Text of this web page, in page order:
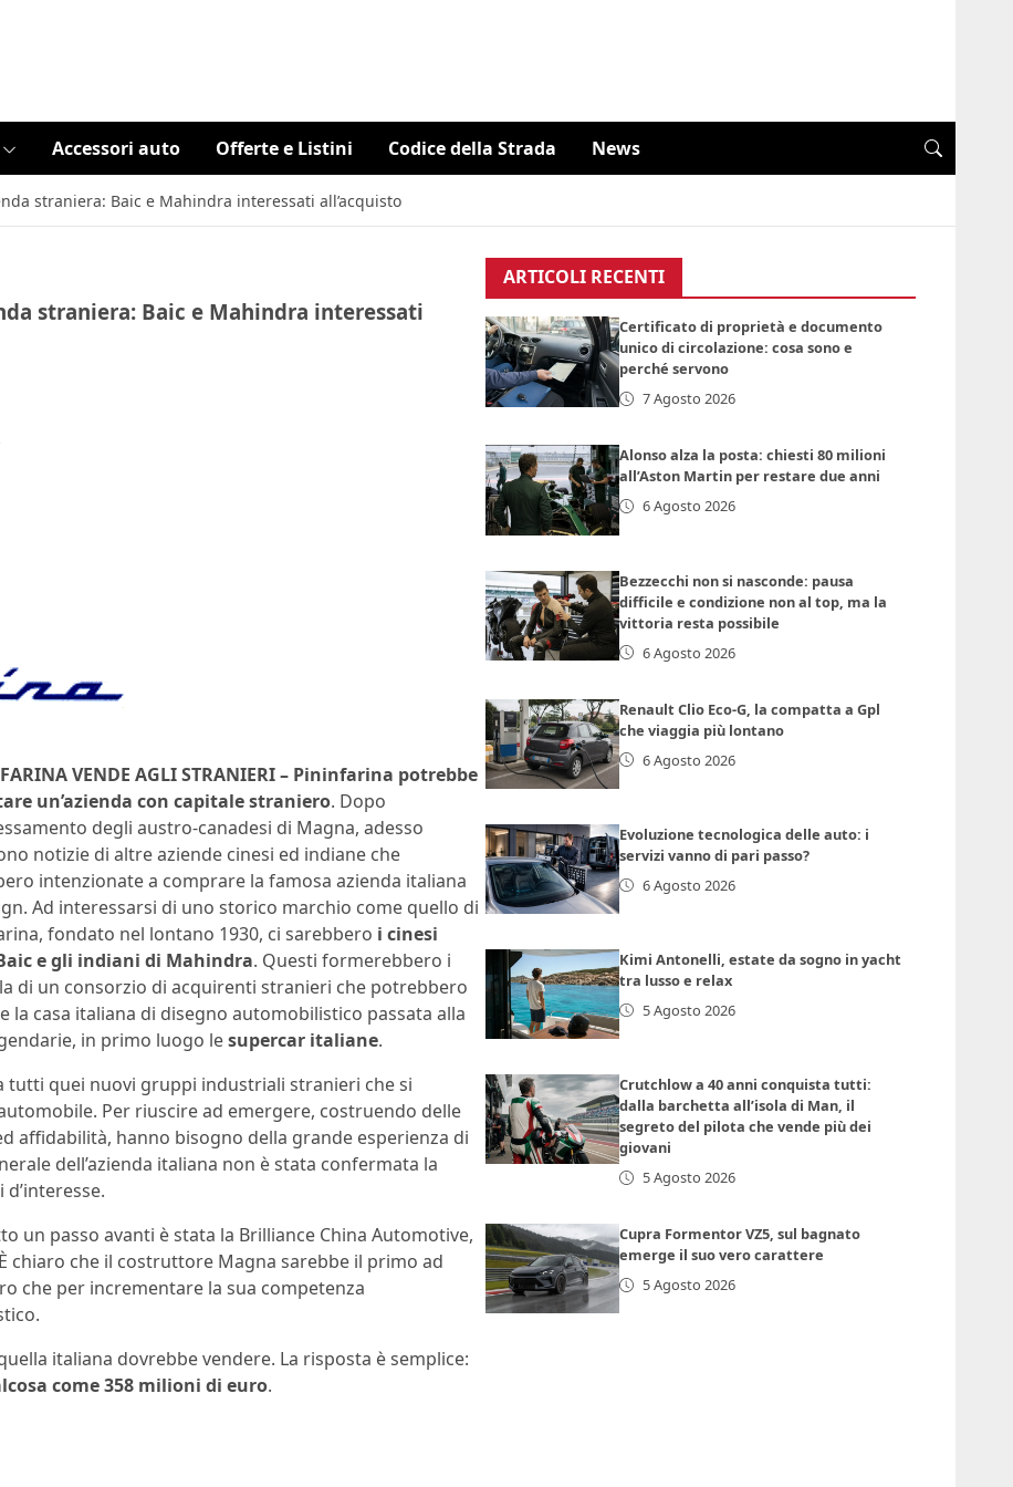
Accessori auto Offerte e Listini Codice della Strada News
straniera: Baic e Mahindra interessati all’acquisto
straniera: Baic e Mahindra interessati
VENDE AGLI STRANIERI – Pininfarina potrebbe
un’azienda con capitale straniero. Dopo
degli austro-canadesi di Magna, adesso
notizie di altre aziende cinesi ed indiane che
intenzionate a comprare la famosa azienda italiana
Ad interessarsi di uno storico marchio come quello di
fondato nel lontano 1930, ci sarebbero i cinesi
e gli indiani di Mahindra. Questi formerebbero i
di un consorzio di acquirenti stranieri che potrebbero
la casa italiana di disegno automobilistico passata alla
in primo luogo lesupercar italiane.
tutti quei nuovi gruppi industriali stranieri che si
Per riuscire ad emergere, costruendo delle
affidabilità, hanno bisogno della grande esperienza di
dell’azienda italiana non è stata confermata la
un passo avanti è stata la Brilliance China Automotive,
chiaro che il costruttore Magna sarebbe il primo ad
che per incrementare la sua competenza
italiana dovrebbe vendere. La risposta è semplice:
come 358 milioni di euro.
ARTICOLI RECENTI
Certificato di proprietà e documento
unico di circolazione: cosa sono e
perché servono
7 Agosto 2026
Alonso alza la posta: chiesti 80 milioni
all’Aston Martin per restare due anni
6 Agosto 2026
Bezzecchi non si nasconde: pausa
difficile e condizione non al top, ma la
vittoria resta possibile
6 Agosto 2026
Renault Clio Eco-G, la compatta a Gpl
che viaggia più lontano
6 Agosto 2026
Evoluzione tecnologica delle auto: i
servizi vanno di pari passo?
6 Agosto 2026
Kimi Antonelli, estate da sogno in yacht
tra lusso e relax
5 Agosto 2026
Crutchlow a 40 anni conquista tutti:
dalla barchetta all’isola di Man, il
segreto del pilota che vende più dei
giovani
5 Agosto 2026
Cupra Formentor VZ5, sul bagnato
emerge il suo vero carattere
5 Agosto 2026